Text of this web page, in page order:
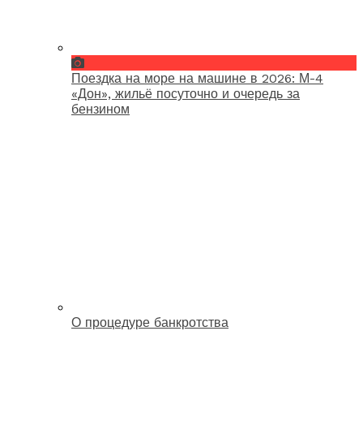
Поездка на море на машине в 2026: М-4
«Дон», жильё посуточно и очередь за
бензином
О процедуре банкротства